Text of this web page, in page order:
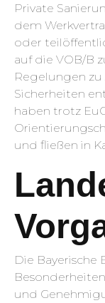
Private
dem
oder
auf die VOB/B
Regelungen
Sicherheiten
haben trotz
und fließen in
Die Bayerische
und